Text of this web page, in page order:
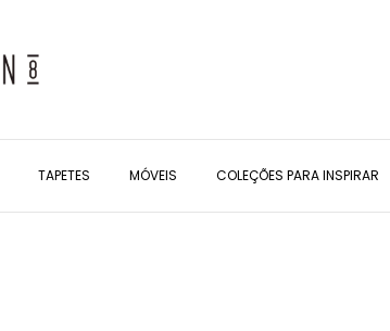
TAPETES MÓVEIS COLEÇÕES PARA INSPIRAR